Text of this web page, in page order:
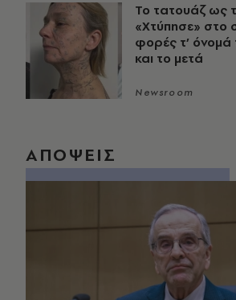
Το τατουάζ ως
«Χτύπησε» στο
φορές τ’ όνομά
και το μετά
Newsroom
ΑΠΟΨΕΙΣ